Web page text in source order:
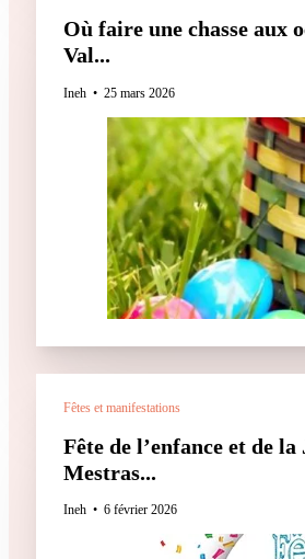
Où faire une chasse aux
Val...
Ineh 25 mars 2026
Fêtes et manifestations
Fête de l’enfance et de la
Mestras...
Ineh 6 février 2026